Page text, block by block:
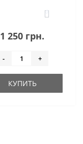
0
1 250 грн.
- +
КУПИТЬ